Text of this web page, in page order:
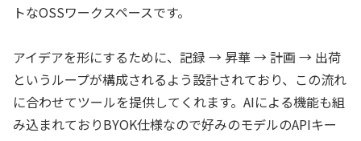
トなOSSワークスペースです。
アイデアを形にするために、記録 → 昇華 → 計画 → 出荷
というループが構成されるよう設計されており、この流れ
に合わせてツールを提供してくれます。AIによる機能も組
み込まれておりBYOK仕様なので好みのモデルのAPIキー